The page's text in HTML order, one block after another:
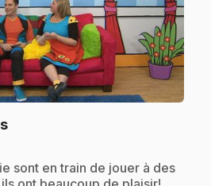
.
sont en train de jouer à des